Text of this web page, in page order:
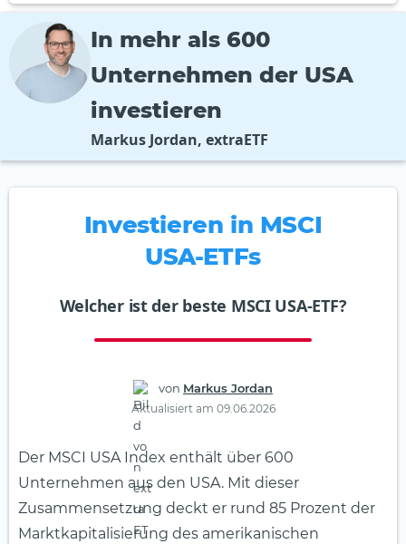
In mehr als 600
Unternehmen der USA
investieren
Markus Jordan, extraETF
Investieren in MSCI
USA-ETFs
Welcher ist der beste MSCI USA-ETF?
von Markus Jordan
Aktualisiert am 09.06.2026
Der MSCI USA Index enthält über 600
Unternehmen aus den USA. Mit dieser
Zusammensetzung deckt er rund 85 Prozent der
Marktkapitalisierung des amerikanischen